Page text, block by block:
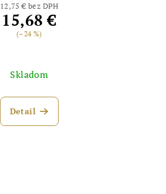
12,75 € bez DPH
15,68 €
(–24 %)
Skladom
Detail